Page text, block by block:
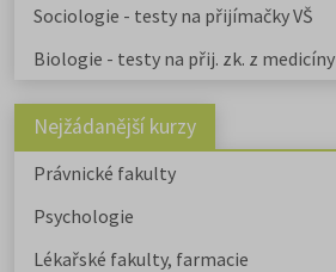
Sociologie - testy na přijímačky VŠ
Biologie - testy na přij. zk. z medicíny
Nejžádanější kurzy
Právnické fakulty
Psychologie
Lékařské fakulty, farmacie